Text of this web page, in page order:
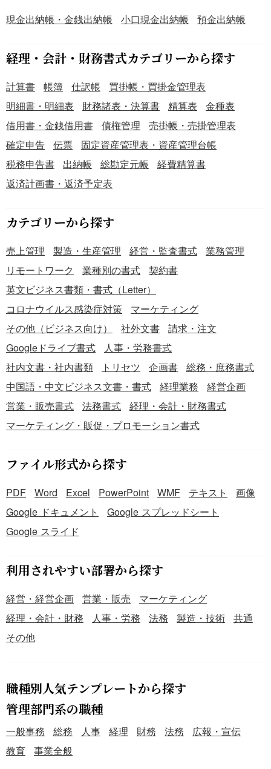
現金出納帳・金銭出納帳 小口現金出納帳 預金出納帳
経理・会計・財務書式カテゴリーから探す
計算書 帳簿 仕訳帳
買掛帳・買掛金管理表
明細書・明細表
財務諸表・決算書 精算表
金種表
借用書・金銭借用書
債権管理
売掛帳・売掛管理表
確定申告
伝票
固定資産管理表・資産管理台帳
税務申告書
出納帳 総勘定元帳
経費精算書
返済計画書・返済予定表
カテゴリーから探す
売上管理 製造・生産管理 経営・監査書式
業務管理
リモートワーク
業種別の書式
契約書
英文ビジネス書類・書式（Letter）
コロナウイルス感染症対策
マーケティング
その他（ビジネス向け）
社外文書
請求・注文
Googleドライブ書式
人事・労務書式
社内文書・社内書類
トリセツ 企画書
総務・庶務書式
中国語・中文ビジネス文書・書式
経理業務
経営企画
営業・販売書式
法務書式
経理・会計・財務書式
マーケティング・販促・プロモーション書式
ファイル形式から探す
PDF Word Excel PowerPoint WMF テキスト
画像
Google ドキュメント
Google スプレッドシート
Google スライド
利用されやすい部署から探す
経営・経営企画 営業・販売
マーケティング
経理・会計・財務
人事・労務 法務 製造・技術
共通
その他
職種別人気テンプレートから探す
管理部門系の職種
一般事務 総務 人事 経理 財務 法務
広報・宣伝
教育
事業全般